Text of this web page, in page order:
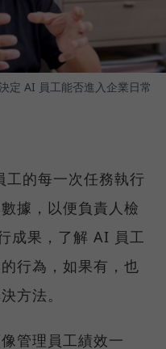
定 AI 員工能否進入企業日常
的每一次任務執行
據，以便負責人檢
成果，了解 AI 員工
行為，如果有，也
方法。
管理員工績效一